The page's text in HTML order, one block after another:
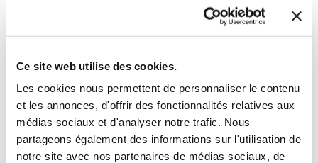
Ce site web utilise des cookies.
Les cookies nous permettent de personnaliser le contenu
et les annonces, d'offrir des fonctionnalités relatives aux
médias sociaux et d'analyser notre trafic. Nous
partageons également des informations sur l'utilisation de
notre site avec nos partenaires de médias sociaux, de